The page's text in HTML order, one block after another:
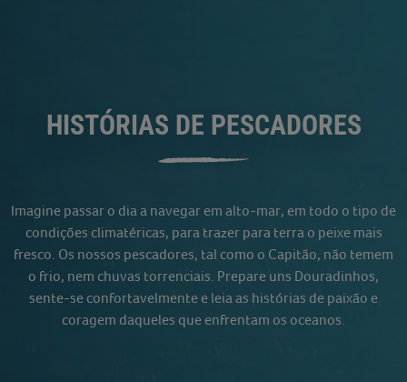
HISTÓRIAS DE PESCADORES
Imagine passar o dia a navegar em alto-mar, em todo o tipo de
condições climatéricas, para trazer para terra o peixe mais
fresco. Os nossos pescadores, tal como o Capitão, não temem
o frio, nem chuvas torrenciais. Prepare uns Douradinhos,
sente-se confortavelmente e leia as histórias de paixão e
coragem daqueles que enfrentam os oceanos.